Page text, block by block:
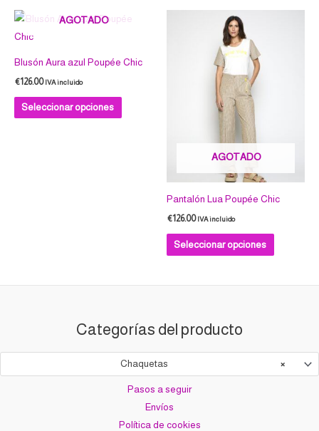
AGOTADO
Blusón Aura azul Poupée Chic
€126.00 IVA incluido
Seleccionar opciones
Este
AGOTADO
Pantalón Lua Poupée Chic
€126.00 IVA incluido
Seleccionar opciones
en
página
Categorías del producto
×
Chaquetas
Pasos a seguir
Envíos
Política de cookies